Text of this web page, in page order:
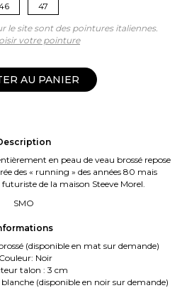
47
le site sont des pointures italiennes.
votre pointure
AU PANIER
en peau de veau brossé repose
des « running » des années 80 mais
de la maison Steeve Morel.
SMO
(disponible en mat sur demande)
_Couleur: Noir
talon : 3 cm
blanche (disponible en noir sur demande)